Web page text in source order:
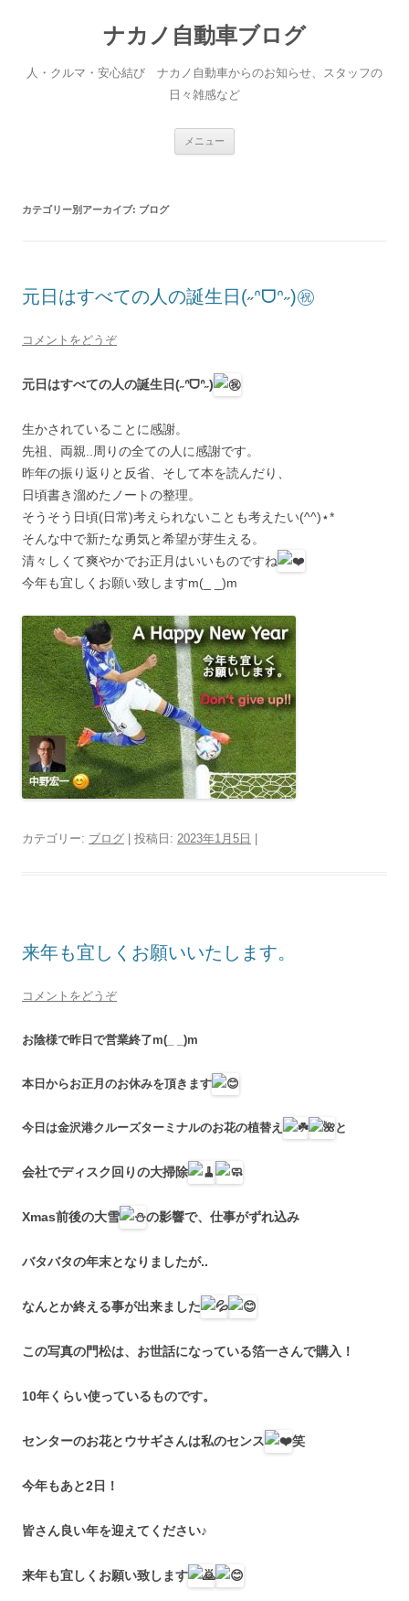
ナカノ自動車ブログ
人・クルマ・安心結び ナカノ自動車からのお知らせ、スタッフの
日々雑感など
メニュー
カテゴリー別アーカイブ: ブログ
元日はすべての人の誕生日(˶ᐢᗜᐢ˶)㊗️
コメントをどうぞ
元日はすべての人の誕生日(˶ᐢᗜᐢ˶)
生かされていることに感謝。
先祖、両親..周りの全ての人に感謝です。
昨年の振り返りと反省、そして本を読んだり、
日頃書き溜めたノートの整理。
そうそう日頃(日常)考えられないことも考えたい(^^)⋆︎*
そんな中で新たな勇気と希望が芽生える。
清々しくて爽やかでお正月はいいものですね
今年も宜しくお願い致しますm(_ _)m
カテゴリー: ブログ | 投稿日: 2023年1月5日
来年も宜しくお願いいたします。
コメントをどうぞ
お陰様で昨日で営業終了m(_ _)m
本日からお正月のお休みを頂きます
今日は金沢港クルーズターミナルのお花の植替え と
会社でディスク回りの大掃除
Xmas前後の大雪 の影響で、仕事がずれ込み
バタバタの年末となりましたが..
なんとか終える事が出来ました
この写真の門松は、お世話になっている箔一さんで購入！
10年くらい使っているものです。
センターのお花とウサギさんは私のセンス 笑
今年もあと2日！
皆さん良い年を迎えてください♪
来年も宜しくお願い致します